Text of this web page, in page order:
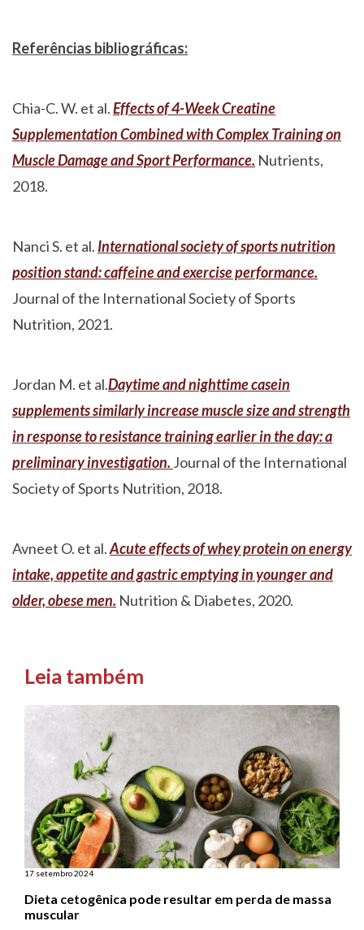
Referências bibliográficas:
Chia-C. W. et al.Effects of 4-Week Creatine
Supplementation Combined with Complex Training on
Muscle Damage and Sport Performance. Nutrients,
2018.
Nanci S. et al. International society of sports nutrition
position stand: caffeine and exercise performance.
Journal of the International Society of Sports
Nutrition, 2021.
Jordan M. et al.Daytime and nighttime casein
supplements similarly increase muscle size and strength
in response to resistance training earlier in the day: a
preliminary investigation. Journal of the International
Society of Sports Nutrition, 2018.
Avneet O. et al.Acute effects of whey protein on energy
intake, appetite and gastric emptying in younger and
older, obese men. Nutrition & Diabetes, 2020.
Leia também
17 setembro 2024
Dieta cetogênica pode resultar em perda de massa
muscular